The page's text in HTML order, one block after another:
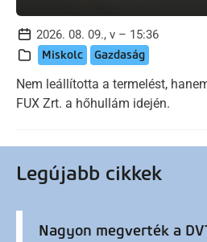
2026. 08. 09., v – 15:36
Miskolc Gazdaság
Nem leállította a termelést,
FUX Zrt. a hőhullám idején.
Legújabb cikkek
Nagyon megverték a